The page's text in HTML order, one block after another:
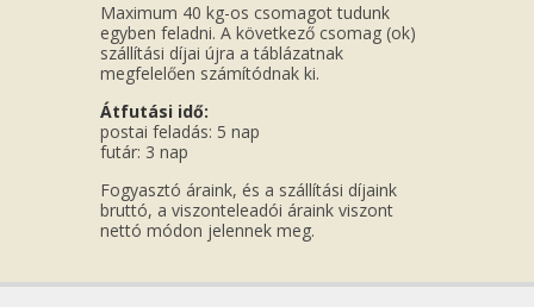
Maximum 40 kg-os csomagot tudunk
egyben feladni. A következő csomag (ok)
szállítási díjai újra a táblázatnak
megfelelően számítódnak ki.
Átfutási idő:
postai feladás: 5 nap
futár: 3 nap
Fogyasztó áraink, és a szállítási díjaink
bruttó, a viszonteleadói áraink viszont
nettó módon jelennek meg.